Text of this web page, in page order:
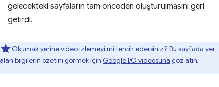
gelecekteki sayfaların tam önceden oluşturulmasını geri
getirdi.
Okumak yerine video izlemeyi mi tercih edersiniz? Bu sayfada yer
alan bilgilerin özetini görmek için Google I/O videosuna göz atın.